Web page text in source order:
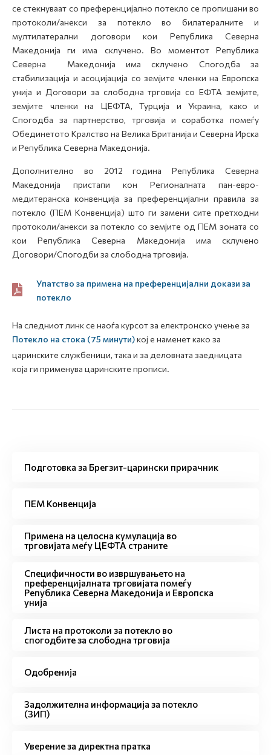
се стекнуваат со преференцијално потекло се пропишани во
протоколи/анекси за потекло во билатералните и
мултилатерални договори кои Република Северна
Македонија ги има склучено. Во моментот Република
Северна Македонија има склучено Спогодба за
стабилизација и асоцијација со земјите членки на Европска
унија и Договори за слободна трговија со ЕФТА земјите,
земјите членки на ЦЕФТА, Турција и Украина, како и
Спогодба за партнерство, трговија и соработка помеѓу
Обединетото Кралство на Велика Британија и Северна Ирска
и Република Северна Македонија.
Дополнително во 2012 година Република Северна
Македонија пристапи кон Регионалната пан-евро-
медитеранска конвенција за преференцијални правила за
потекло (ПЕМ Конвенција) што ги замени сите претходни
протоколи/анекси за потекло со земјите од ПЕМ зоната со
кои Република Северна Македонија има склучено
Договори/Спогодби за слободна трговија.
Упатство за примена на преференцијални докази за
потекло
На следниот линк се наоѓа курсот за електронско учење за
Потекло на стока (75 минути)кој е наменет како за
царинските службеници, така и за деловната заедницата
која ги применува царинските прописи.
Подготовка за Брегзит-царински прирачник
ПЕМ Конвенција
Примена на целосна кумулација во
трговијата меѓу ЦЕФТА страните
Специфичности во извршувањето на
преференцијалната трговијата помеѓу
Република Северна Македонија и Европска
унија
Листа на протоколи за потекло во
спогодбите за слободна трговија
Одобренија
Задолжителна информација за потекло
(ЗИП)
Уверение за директна пратка